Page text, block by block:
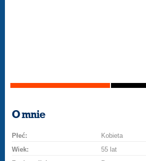
O mnie
Płeć:
Kobieta
Wiek:
55 lat